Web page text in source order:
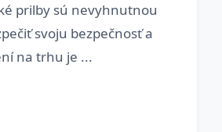
prilby sú nevyhnutnou
svoju bezpečnosť a
na trhu je ...